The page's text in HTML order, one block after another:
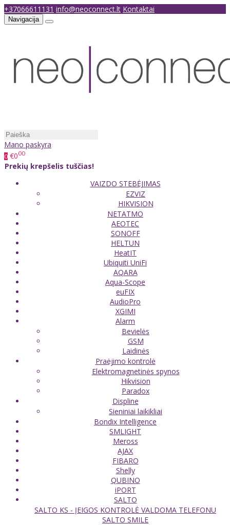
+37066611131 info@neoconnect.lt Kontaktai
Navigacija
Mano paskyra
0 €000
Prekių krepšelis tuščias!
VAIZDO STEBĖJIMAS
EZVIZ
HIKVISION
NETATMO
AEOTEC
SONOFF
HELTUN
HeatIT
Ubiquiti UniFi
AQARA
Aqua-Scope
euFIX
AudioPro
XGIMI
Alarm
Bevielės
GSM
Laidinės
Praėjimo kontrolė
Elektromagnetinės spynos
Hikvision
Paradox
Displine
Sieniniai laikikliai
Bondix Intelligence
SMLIGHT
Meross
AJAX
FIBARO
Shelly
QUBINO
iPORT
SALTO
SALTO KS - ĮEIGOS KONTROLĖ VALDOMA TELEFONU
SALTO SMILE